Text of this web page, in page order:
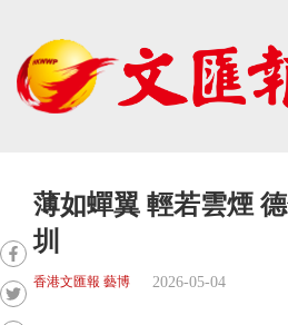
薄如蟬翼 輕若雲煙
圳
香港文匯報 藝博 2026-05-04